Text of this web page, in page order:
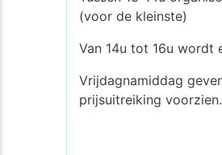
(voor de kleinste)
Van 14u tot 16u wordt
Vrijdagnamiddag
prijsuitreiking voorzien.